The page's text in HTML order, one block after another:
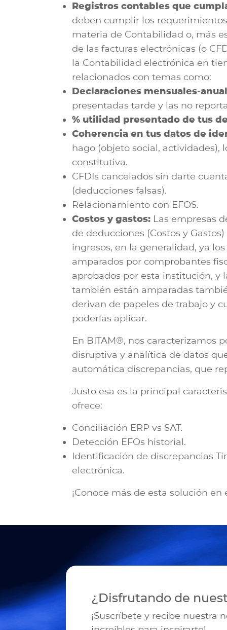
Registros contables que
deben cumplir los
materia de Contabilidad o, más
de las facturas electrónicas (o
la Contabilidad electrónica en
relacionados con temas como:
Declaraciones mensuales-
presentadas tarde y las no
% utilidad presentado de tus
Coherencia en tus datos de
hago (objeto social, actividades),
constitutiva.
CFDIs cancelados sin darte
(deducciones falsas).
Relacionamiento con EFOS.
Costos y gastos: Las empresas
de deducciones (Costos y
ingresos, en la generalidad, ya
amparados por comprobantes
aprobados por esta institución, y
también están amparadas
derivan de papeles de trabajo y
poderlas aplicar.
En BITAM®, nos caracterizamos
disruptiva y analítica de datos
automática discrepancias, que
Justo esa es la principal
ofrece:
Conciliación ERP vs SAT.
Detección EFOs historial.
Identificación de discrepancias
electrónica.
¡Conoce más de esta solución
¿Disfrutando de
¡Suscríbete y recibe nuestra